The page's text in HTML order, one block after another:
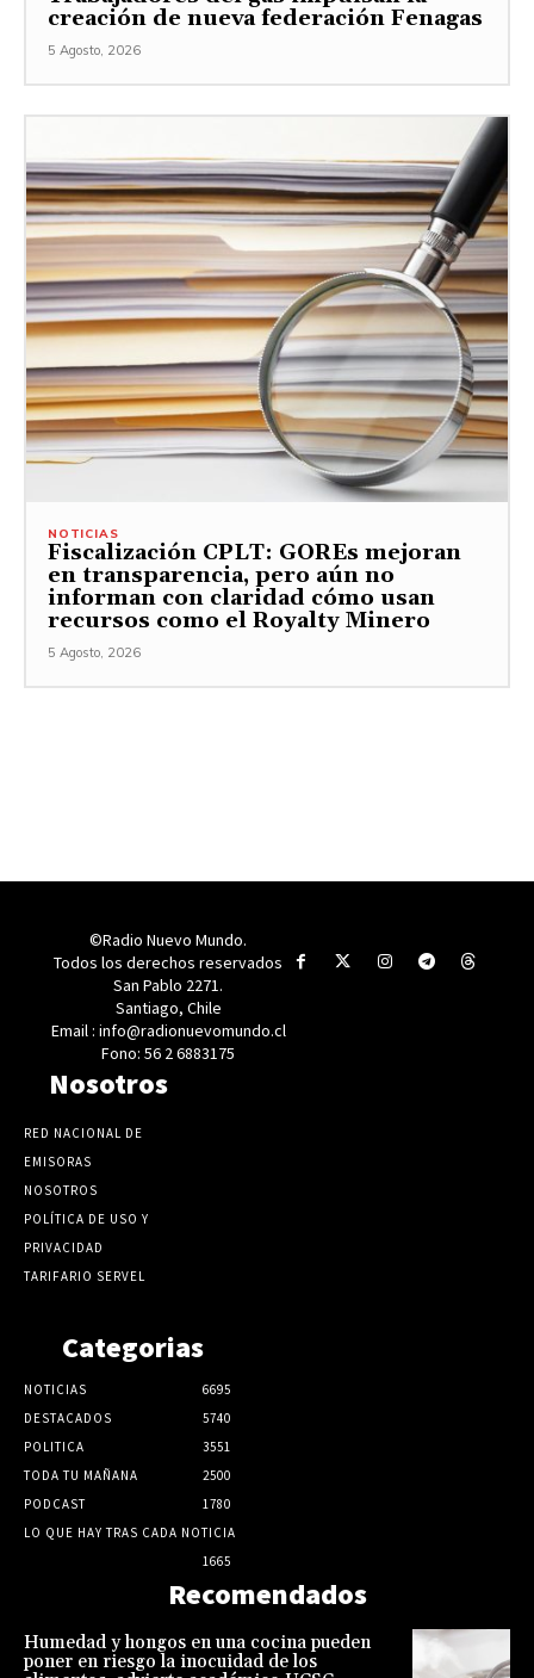
creación de nueva federación Fenagas
5 Agosto, 2026
NOTICIAS
Fiscalización CPLT: GOREs mejoran
en transparencia, pero aún no
informan con claridad cómo usan
recursos como el Royalty Minero
5 Agosto, 2026
©Radio Nuevo Mundo.
Todos los derechos reservados
San Pablo 2271.
Santiago, Chile
Email : info@radionuevomundo.cl
Fono: 56 2 6883175
Nosotros
RED NACIONAL DE
EMISORAS
NOSOTROS
POLÍTICA DE USO Y
PRIVACIDAD
TARIFARIO SERVEL
Categorias
NOTICIAS
6695
DESTACADOS
5740
POLITICA
3551
TODA TU MAÑANA
2500
PODCAST
1780
LO QUE HAY TRAS CADA NOTICIA
1665
Recomendados
Humedad y hongos en una cocina pueden
poner en riesgo la inocuidad de los